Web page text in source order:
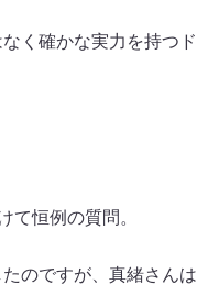
く確かな実力を持つド
て恒例の質問。
のですが、真緒さんは